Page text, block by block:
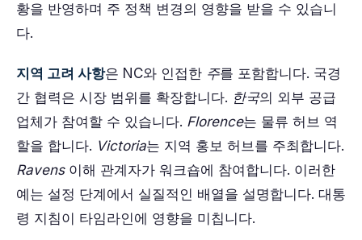
황을 반영하며 주 정책 변경의 영향을 받을 수 있습니
다.
지역 고려 사항은 NC와 인접한 주를 포함합니다. 국경
간 협력은 시장 범위를 확장합니다. 한국의 외부 공급
업체가 참여할 수 있습니다. Florence는 물류 허브 역
할을 합니다. Victoria는 지역 홍보 허브를 주최합니다.
Ravens이해 관계자가 워크숍에 참여합니다. 이러한
예는 설정 단계에서 실질적인 배열을 설명합니다. 대통
령 지침이 타임라인에 영향을 미칩니다.